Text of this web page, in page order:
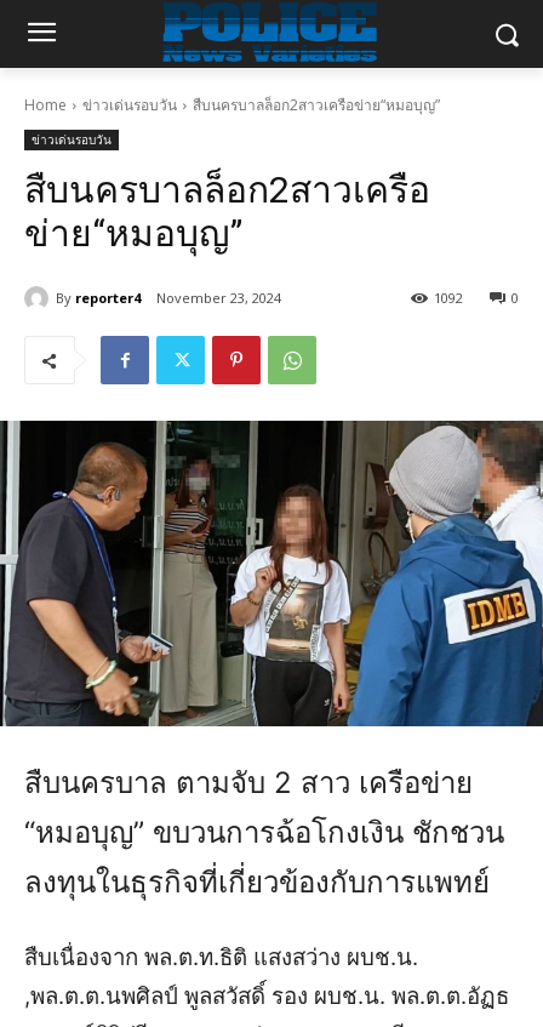
Home ข่าวเด่นรอบวัน สืบนครบาลล็อก2สาวเครือข่าย“หมอบุญ”
ข่าวเด่นรอบวัน
สืบนครบาลล็อก2สาวเครือ
ข่าย“หมอบุญ”
By reporter4 November 23, 2024 0
1092
สืบนครบาล ตามจับ 2 สาว เครือข่าย
“หมอบุญ” ขบวนการฉ้อโกงเงิน ชักชวน
ลงทุนในธุรกิจที่เกี่ยวข้องกับการแพทย์
สืบเนื่องจาก พล.ต.ท.ธิติ แสงสว่าง ผบช.น.
,พล.ต.ต.นพศิลป์ พูลสวัสดิ์ รอง ผบช.น. พล.ต.ต.อัฏธ